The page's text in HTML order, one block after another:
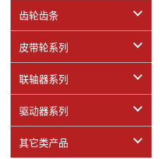
齿轮齿条
皮带轮系列
联轴器系列
驱动器系列
其它类产品